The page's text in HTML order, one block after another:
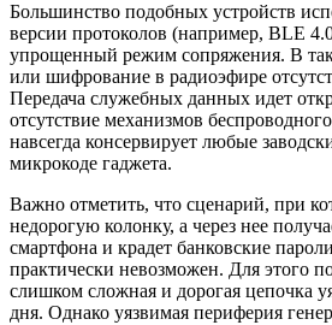
Большинство подобных устройств
версии протоколов (например, BLE
упрощенный режим сопряжения. В
или шифрование в радиоэфире
Передача служебных данных идет
отсутствие механизмов
навсегда консервирует любые
микрокоде гаджета.
Важно отметить, что сценарий, при
недорогую колонку, а через нее
смартфона и крадет банковские
практически невозможен. Для этого
слишком сложная и дорогая цепочка
дня. Однако уязвимая периферия